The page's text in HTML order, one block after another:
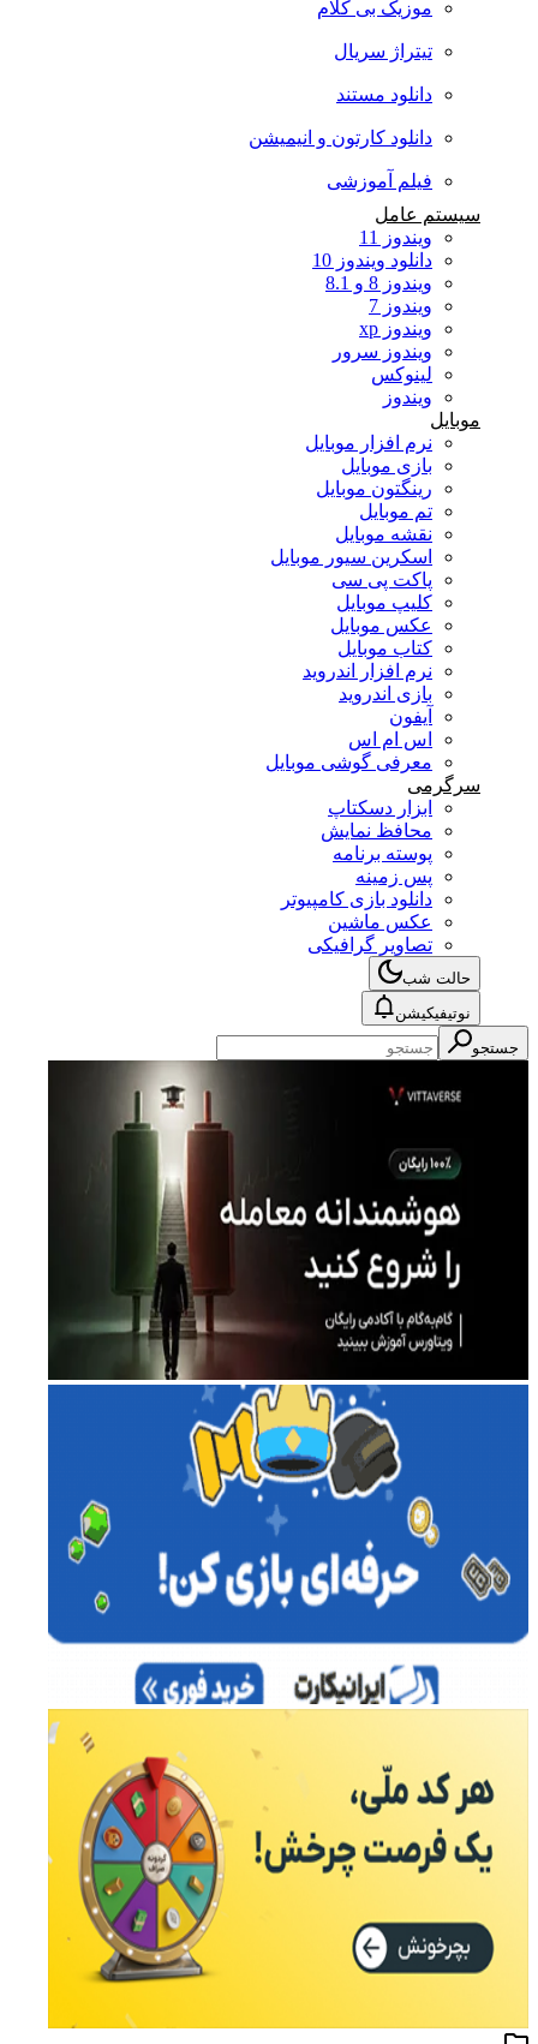
موزیک بی کلام
تیتراژ سریال
دانلود مستند
دانلود کارتون و انیمیشن
فیلم آموزشی
سیستم عامل
ویندوز 11
دانلود ویندوز 10
ویندوز 8 و 8.1
ویندوز 7
ویندوز xp
ویندوز سرور
لینوکس
ویندوز
موبایل
نرم افزار موبایل
بازی موبایل
رینگتون موبایل
تم موبایل
نقشه موبایل
اسکرین سیور موبایل
پاکت پی سی
کلیپ موبایل
عکس موبایل
کتاب موبایل
نرم افزار اندروید
بازی اندروید
آیفون
اس ام اس
معرفی گوشی موبایل
سرگرمی
ابزار دسکتاپ
محافظ نمایش
پوسته برنامه
پس زمینه
دانلود بازی کامپیوتر
عکس ماشین
تصاویر گرافیکی
حالت شب
نوتیفیکیشن
جستجو